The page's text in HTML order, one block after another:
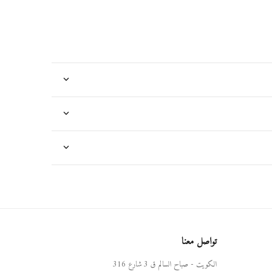
تواصل معنا
الكويت - صباح السالم ق 3 شارع 316